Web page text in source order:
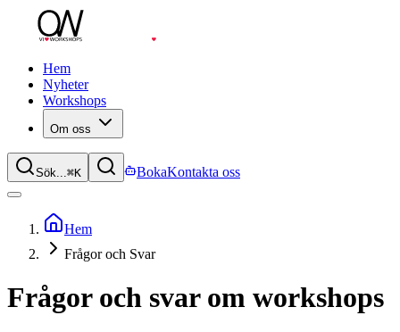
Hem
Nyheter
Workshops
Om oss
Sök...⌘K BokaKontakta oss
Hem
Frågor och Svar
Frågor och svar om workshops